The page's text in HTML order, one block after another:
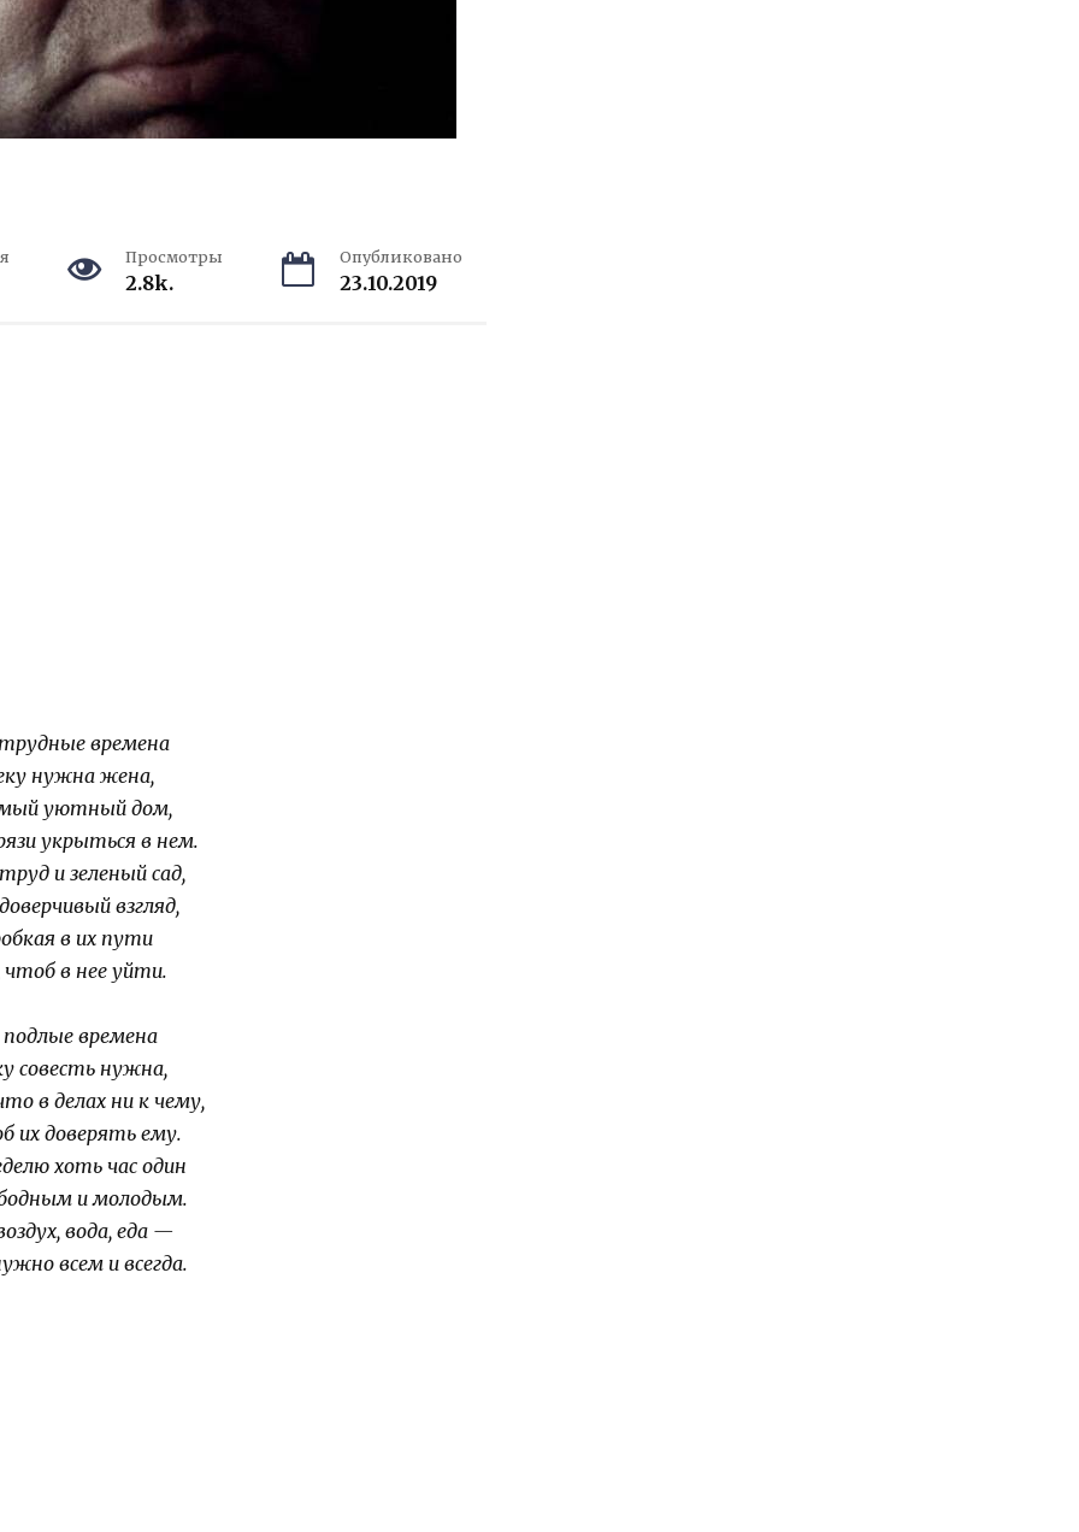
Просмотры
2.8k.
Опубликовано
23.10.2019
времена
нужна жена,
уютный дом,
укрыться в нем.
и зеленый сад,
взгляд,
в их пути
в нее уйти.
времена
совесть нужна,
в делах ни к чему,
их доверять ему.
хоть час один
и молодым.
вода, еда —
всем и всегда.